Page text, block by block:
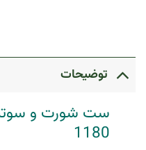
توضیحات
ست شورت و
1180